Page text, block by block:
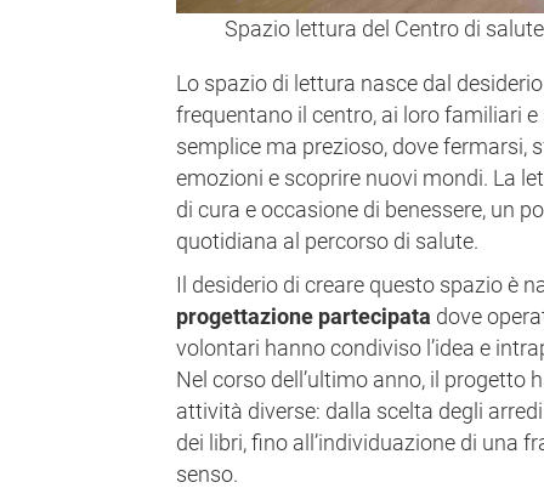
Spazio lettura del Centro di
Lo spazio di lettura nasce dal
frequentano il centro, ai loro familiari
semplice ma prezioso, dove fermarsi,
emozioni e scoprire nuovi mondi. La
di cura e occasione di benessere, un
quotidiana al percorso di salute.
Il desiderio di creare questo spazio è
progettazione partecipata dove
volontari hanno condiviso l’idea e
Nel corso dell’ultimo anno, il progetto
attività diverse: dalla scelta degli
dei libri, fino all’individuazione di una
senso.